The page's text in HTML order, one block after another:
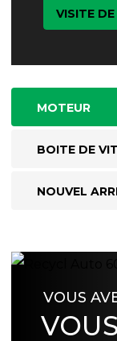
VISITE
MOTEUR
BOITE DE
NOUVEL
VOUS